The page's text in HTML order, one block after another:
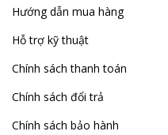
Hướng dẫn mua hàng
Hỗ trợ kỹ thuật
Chính sách thanh toán
Chính sách đổi trả
Chính sách bảo hành